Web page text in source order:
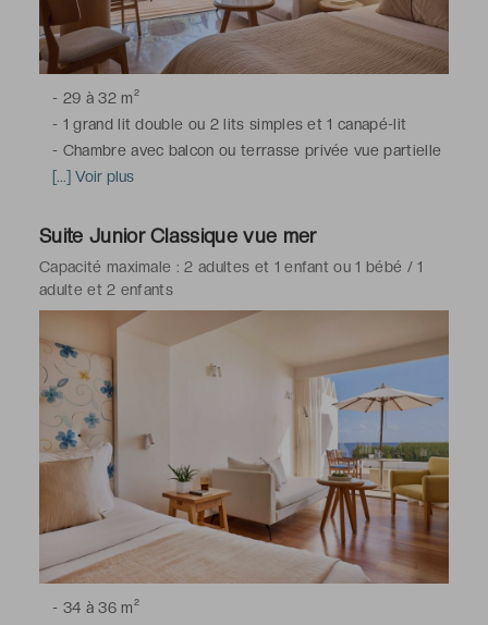
- 29 à 32 m²
- 1 grand lit double ou 2 lits simples et 1 canapé-lit
- Chambre avec balcon ou terrasse privée vue partielle
sur la mer, climatisation, télévision à écran plat avec
café Nespresso et sélection de thés, téléphone, coffre-
-Salle de bains avec douche ou baignoire, toilettes,
sèche-cheveux, peignoirs & chaussons, articles de
toilette haut de gamme
*Chambre(s) communicante(s) disponible(s) sur demande
et confirmation de l'hôtel
[...] Voir plus
Suite Junior Classique vue mer
Capacité maximale : 2 adultes et 1 enfant ou 1 bébé / 1
adulte et 2 enfants
- 34 à 36 m²